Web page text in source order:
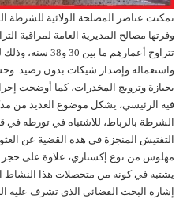
تمكنت عناصر المصلحة الولائية للشرطة
تتراوح
واستعماله وإصدار شيكات بدون رصيد.
بحيازة وترويج المخدرات، كما أوضحت
فيه الرئيسي، يشكل موضوع العديد من
الشرطة بالرباط، للاشتباه في تورطه
يشتبه في كونه من متحصلات هذا النشاط
إشارة البحث القضائي الذي تشرف عليه